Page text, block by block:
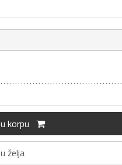
u korpu
želja